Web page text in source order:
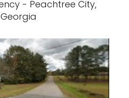
- Peachtree City,
Georgia